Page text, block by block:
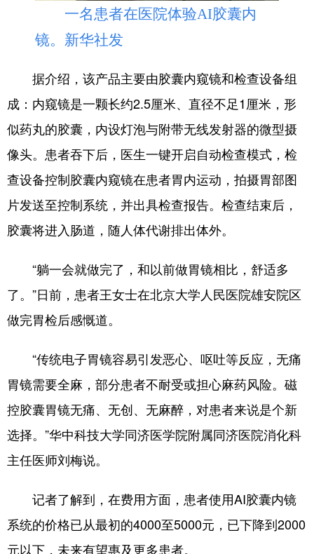
甘肃 青海
新疆 内蒙古
多语种频道
English Español Français عربى
Русский язык 日本語 한국어
Deutsch Português
一名患者在医院体验AI胶囊内
镜。新华社发
据介绍，该产品主要由胶囊内窥镜和检查设备组
成：内窥镜是一颗长约2.5厘米、直径不足1厘米，形
似药丸的胶囊，内设灯泡与附带无线发射器的微型摄
像头。患者吞下后，医生一键开启自动检查模式，检
查设备控制胶囊内窥镜在患者胃内运动，拍摄胃部图
片发送至控制系统，并出具检查报告。检查结束后，
胶囊将进入肠道，随人体代谢排出体外。
“躺一会就做完了，和以前做胃镜相比，舒适多
了。”日前，患者王女士在北京大学人民医院雄安院区
做完胃检后感慨道。
“传统电子胃镜容易引发恶心、呕吐等反应，无痛
胃镜需要全麻，部分患者不耐受或担心麻药风险。磁
控胶囊胃镜无痛、无创、无麻醉，对患者来说是个新
选择。”华中科技大学同济医学院附属同济医院消化科
主任医师刘梅说。
记者了解到，在费用方面，患者使用AI胶囊内镜
系统的价格已从最初的4000至5000元，已下降到2000
元以下，未来有望惠及更多患者。